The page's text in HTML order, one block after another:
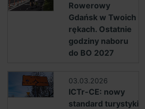
Rowerowy
Gdańsk w Twoich
rękach. Ostatnie
godziny naboru
do BO 2027
03.03.2026
ICTr-CE: nowy
standard turystyki